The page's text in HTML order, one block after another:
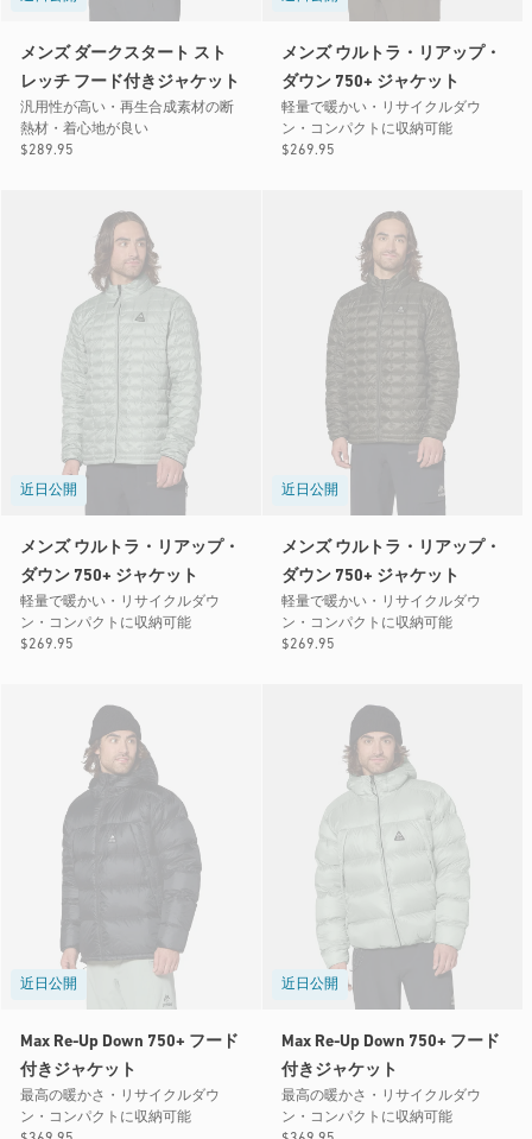
メンズ ダークスタート スト
レッチ フード付きジャケット
汎用性が高い・再生合成素材の断
熱材・着心地が良い
通
$289.95
メンズ ウルトラ・リアップ・
ダウン 750+ ジャケット
軽量で暖かい・リサイクルダウ
ン・コンパクトに収納可能
通
$269.95
近日公開
メンズ ウルトラ・リアップ・
ダウン 750+ ジャケット
軽量で暖かい・リサイクルダウ
ン・コンパクトに収納可能
通
$269.95
近日公開
メンズ ウルトラ・リアップ・
ダウン 750+ ジャケット
軽量で暖かい・リサイクルダウ
ン・コンパクトに収納可能
通
$269.95
近日公開
Max Re-Up Down 750+ フード
付きジャケット
最高の暖かさ・リサイクルダウ
ン・コンパクトに収納可能
近日公開
Max Re-Up Down 750+ フード
付きジャケット
最高の暖かさ・リサイクルダウ
ン・コンパクトに収納可能